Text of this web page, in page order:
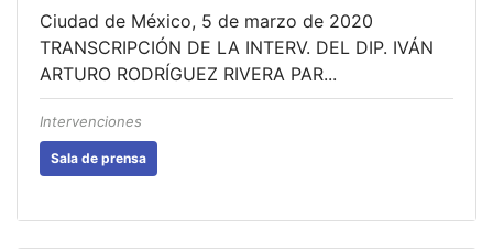
Ciudad de México, 5 de marzo de 2020
TRANSCRIPCIÓN DE LA INTERV. DEL DIP. IVÁN
ARTURO RODRÍGUEZ RIVERA PAR...
Intervenciones
Sala de prensa